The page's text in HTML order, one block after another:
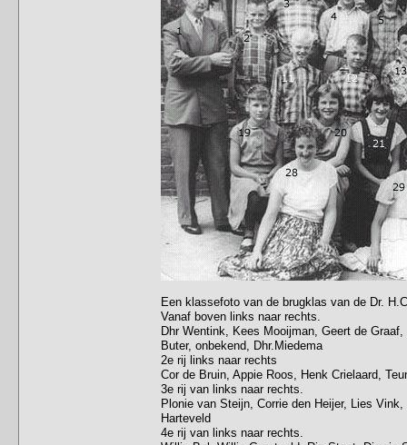
Een klassefoto van de brugklas van de Dr.
Vanaf boven links naar rechts.
Dhr Wentink, Kees Mooijman, Geert de
Buter, onbekend, Dhr.Miedema
2e rij links naar rechts
Cor de Bruin, Appie Roos, Henk Crielaard,
3e rij van links naar rechts.
Plonie van Steijn, Corrie den Heijer, Lies
Harteveld
4e rij van links naar rechts.